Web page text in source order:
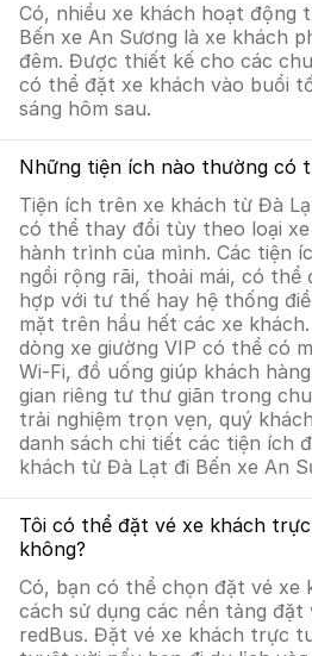
Có, nhiều xe khách hoạt động
Bến xe An Sương là xe khách
đêm. Được thiết kế cho các
có thể đặt xe khách vào buổi
sáng hôm sau.
Những tiện ích nào thường có
Tiện ích trên xe khách từ Đà
có thể thay đổi tùy theo loại
hành trình của mình. Các tiện
ngồi rộng rãi, thoải mái, có thể
hợp với tư thế hay hệ thống
mặt trên hầu hết các xe
dòng xe giường VIP có thể có
Wi-Fi, đồ uống giúp khách
gian riêng tư thư giãn trong
trải nghiệm trọn vẹn, quý
danh sách chi tiết các tiện ích
khách từ Đà Lạt đi Bến xe An
Tôi có thể đặt vé xe khách
không?
Có, bạn có thể chọn đặt vé xe
cách sử dụng các nền tảng
redBus. Đặt vé xe khách trực